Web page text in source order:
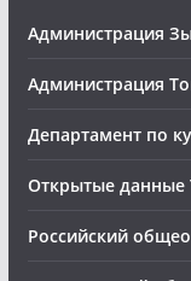
Администрация
Администрация
Департамент по
Открытые данные
Российский